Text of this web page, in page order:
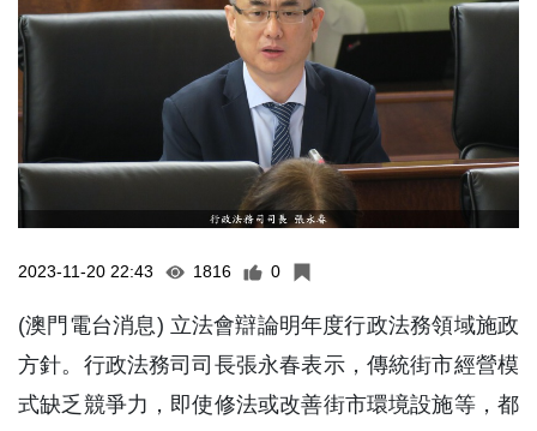
2023-11-20 22:43 1816 0
(澳門電台消息) 立法會辯論明年度行政法務領域施政
方針。行政法務司司長張永春表示，傳統街市經營模
式缺乏競爭力，即使修法或改善街市環境設施等，都